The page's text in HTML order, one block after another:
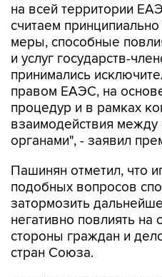
меры, способные
и услуг государств-
принимались
правом ЕАЭС, на
процедур и в рамках
взаимодействия
органами", - заявил
Пашинян отметил, что
затормозить
негативно повлиять на
стороны граждан и
стран Союза.
"В конечном итоге